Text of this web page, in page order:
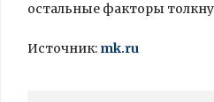
остальные факторы
Источник: mk.ru